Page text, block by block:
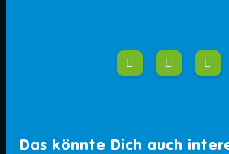
Das könnte Dich auch